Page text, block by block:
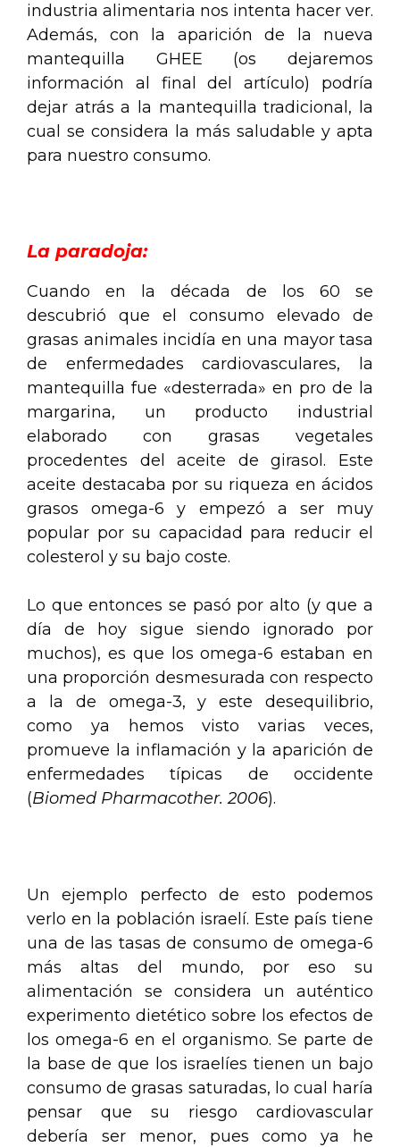
industria alimentaria nos intenta hacer ver.
Además, con la aparición de la nueva
mantequilla GHEE (os dejaremos
información al final del artículo) podría
dejar atrás a la mantequilla tradicional, la
cual se considera la más saludable y apta
para nuestro consumo.
La paradoja:
Cuando en la década de los 60 se
descubrió que el consumo elevado de
grasas animales incidía en una mayor tasa
de enfermedades cardiovasculares, la
mantequilla fue «desterrada» en pro de la
margarina, un producto industrial
elaborado con grasas vegetales
procedentes del aceite de girasol. Este
aceite destacaba por su riqueza en ácidos
grasos omega-6 y empezó a ser muy
popular por su capacidad para reducir el
colesterol y su bajo coste.
Lo que entonces se pasó por alto (y que a
día de hoy sigue siendo ignorado por
muchos), es que los omega-6 estaban en
una proporción desmesurada con respecto
a la de omega-3, y este desequilibrio,
como ya hemos visto varias veces,
promueve la inflamación y la aparición de
enfermedades típicas de occidente
(Biomed Pharmacother. 2006).
Un ejemplo perfecto de esto podemos
verlo en la población israelí. Este país tiene
una de las tasas de consumo de omega-6
más altas del mundo, por eso su
alimentación se considera un auténtico
experimento dietético sobre los efectos de
los omega-6 en el organismo. Se parte de
la base de que los israelíes tienen un bajo
consumo de grasas saturadas, lo cual haría
pensar que su riesgo cardiovascular
debería ser menor, pues como ya he